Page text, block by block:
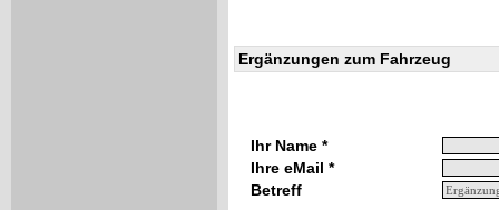
Ergänzungen zum Fahrzeug
Ihr Name *
Ihre eMail *
Betreff